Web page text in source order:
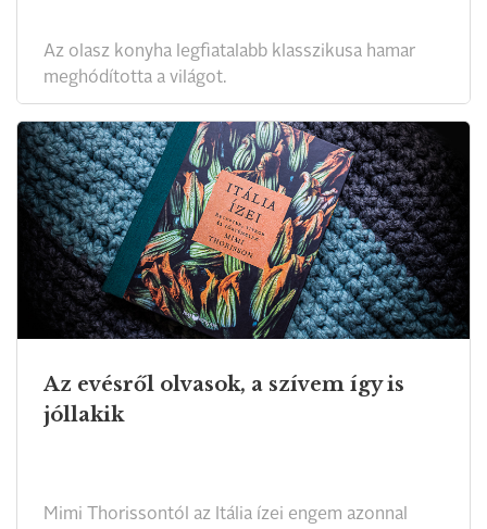
Az olasz konyha legfiatalabb klasszikusa hamar
meghódította a világot.
Az evésről olvasok, a szívem így is
jóllakik
Mimi Thorissontól az Itália ízei engem azonnal